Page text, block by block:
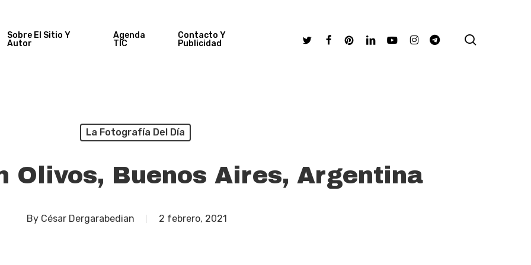
Sobre El Sitio Y
Autor
Agenda
TIC
Contacto Y
Publicidad
TwitterFacebookPinterestLinkedinYoutubeInstagramTelegram
La Fotografía Del Día
Olivos, Buenos Aires, Argentina
By César Dergarabedian 2 febrero, 2021